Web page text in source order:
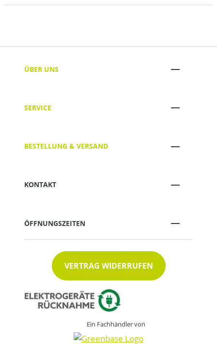
ÜBER UNS
SERVICE
BESTELLUNG & VERSAND
KONTAKT
ÖFFNUNGSZEITEN
VERTRAG WIDERRUFEN
Ein Fachhändler von